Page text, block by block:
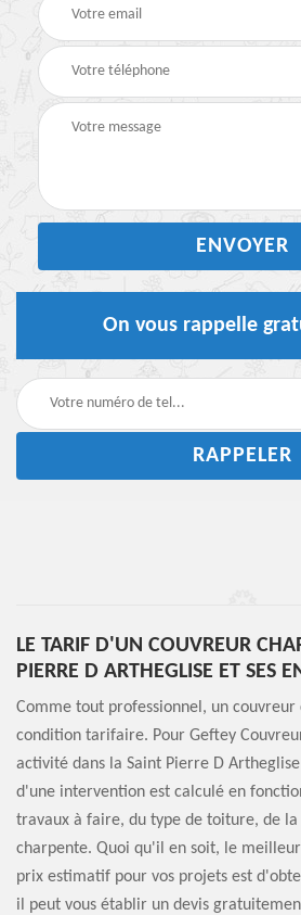
On vous rappelle
LE TARIF D'UN COUVREUR
PIERRE D ARTHEGLISE ET SES
Comme tout professionnel, un
condition tarifaire. Pour Geftey
activité dans la Saint Pierre D
d'une intervention est calculé en
travaux à faire, du type de toiture, de la
charpente. Quoi qu'il en soit, le
prix estimatif pour vos projets est
il peut vous établir un devis